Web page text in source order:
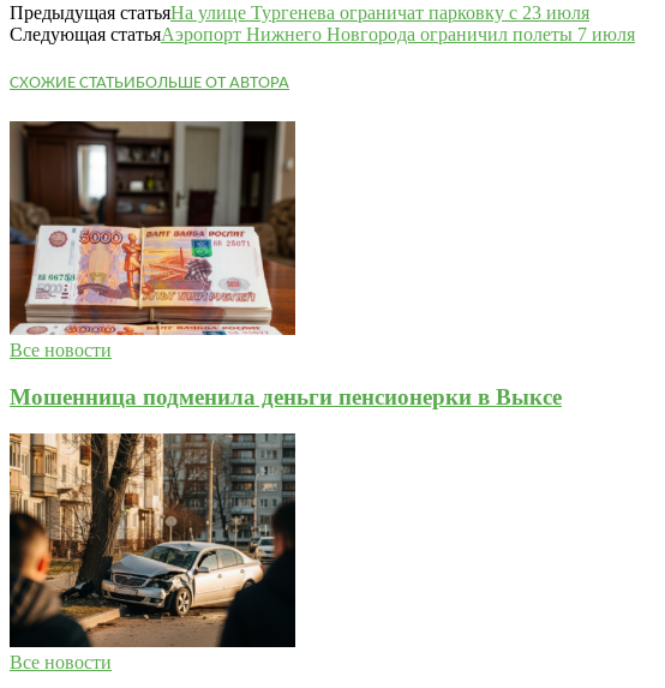
Предыдущая статьяНа улице Тургенева ограничат парковку с 23 июля
Следующая статьяАэропорт Нижнего Новгорода ограничил полеты 7 июля
СХОЖИЕ СТАТЬИБОЛЬШЕ ОТ АВТОРА
Все новости
Мошенница подменила деньги пенсионерки в Выксе
Все новости